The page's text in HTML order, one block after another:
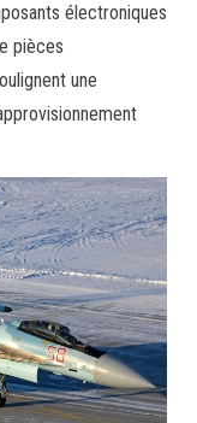
électroniques
pièces
une